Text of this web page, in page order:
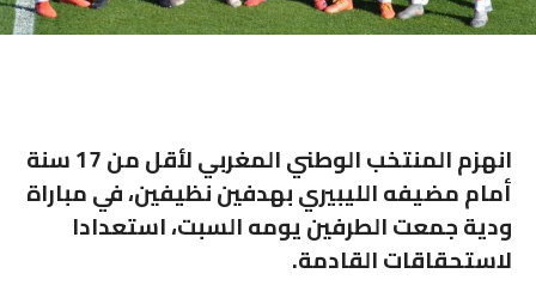
انهزم المنتخب الوطني المغربي لأقل من 17 سنة
أمام مضيفه الليبيري بهدفين نظيفين، في مباراة
ودية جمعت الطرفين يومه السبت، استعدادا
لاستحقاقات القادمة.